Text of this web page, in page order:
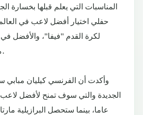
المناسبات التي يعلم قبلها بخسارة
حفلي اختيار أفضل لاعب في
لكرة القدم "فيفا"، والأفضل
مودريتش الجائزتين.
وأكدت أن الفرنسي كيليان مبابي
عاما، بينما ستحصل البرازيلية